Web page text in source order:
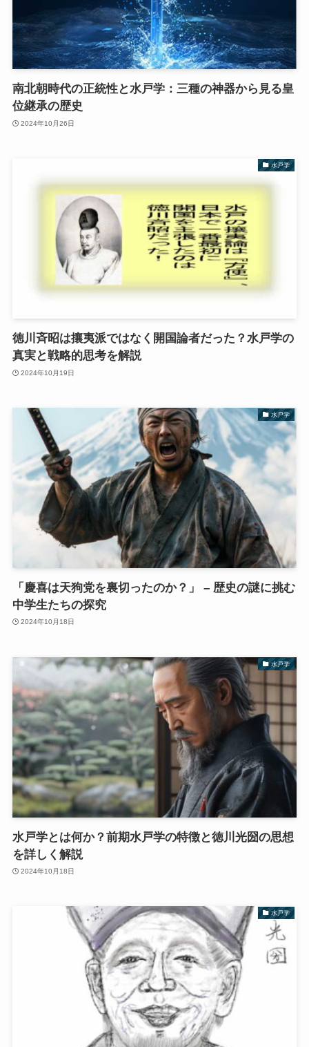
南北朝時代の正統性と水戸学：三種の神器から見る皇
位継承の歴史
2024年10月26日
水戸学
徳川斉昭は攘夷派ではなく開国論者だった？水戸学の
真実と戦略的思考を解説
2024年10月19日
水戸学
「慶喜は天狗党を裏切ったのか？」 – 歴史の謎に挑む
中学生たちの探究
2024年10月18日
水戸学
水戸学とは何か？前期水戸学の特徴と徳川光圀の思想
を詳しく解説
2024年10月18日
水戸学